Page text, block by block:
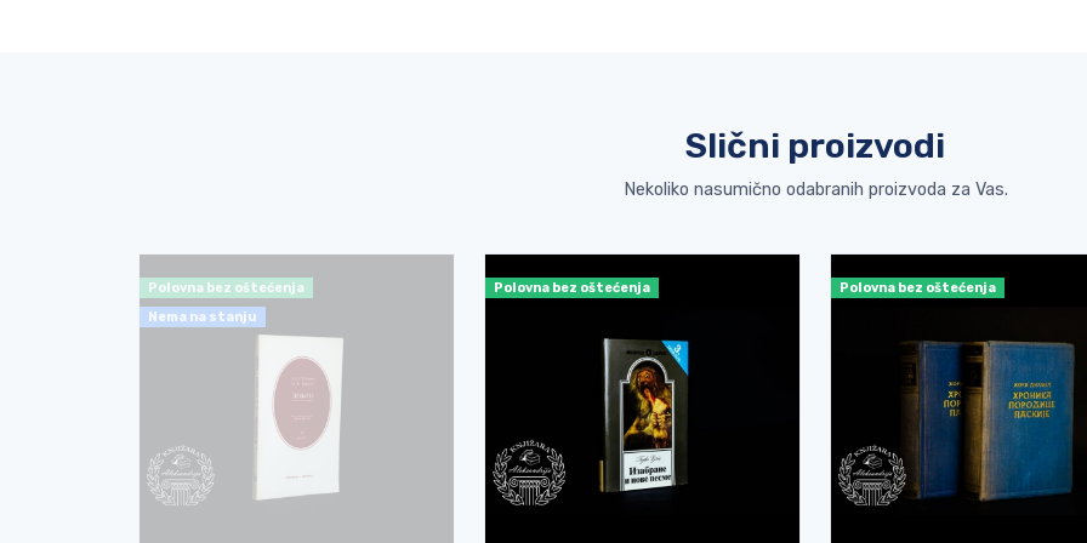
Slični proizvodi
Nekoliko nasumično odabranih proizvoda za Vas.
Polovna bez oštećenja
Nema na stanju
Polovna bez oštećenja Polovna bez oštećenja